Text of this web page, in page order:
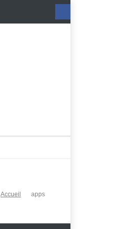
Accueil apps